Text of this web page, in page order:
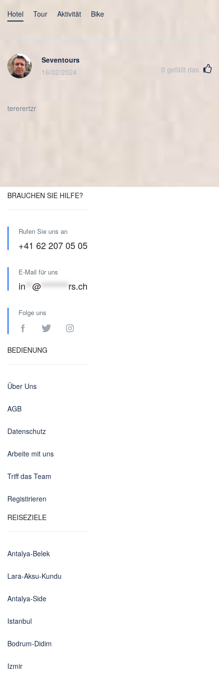
Hotel Tour Aktivität Bike
Seventours
16/02/2024
0 gefällt das
tererertzr
BRAUCHEN SIE HILFE?
Rufen Sie uns an
+41 62 207 05 05
E-Mail für uns
in @ ******** rs.ch
Folge uns
BEDIENUNG
Über Uns
AGB
Datenschutz
Arbeite mit uns
Triff das Team
Registirieren
REISEZIELE
Antalya-Belek
Lara-Aksu-Kundu
Antalya-Side
Istanbul
Bodrum-Didim
Izmir